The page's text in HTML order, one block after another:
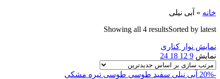
خانه » آبی نیلی
Showing all 4 resultsSorted by latest
نمایش نوار کناری
نمایش 9
12
18
24
-20% آبی نیلی سفید طوسی طوسی تیره مشکی